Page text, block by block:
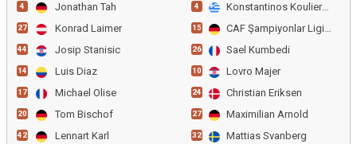
4 Jonathan Tah
27 Konrad Laimer
44 Josip Stanisic
14 Luis Diaz
17 Michael Olise
20 Tom Bischof
42 Lennart Karl
4 Konstantinos Koulierakis
15 CAF Şampiyonlar Ligi Grp
26 Sael Kumbedi
10 Lovro Majer
24 Christian Eriksen
27 Maximilian Arnold
32 Mattias Svanberg